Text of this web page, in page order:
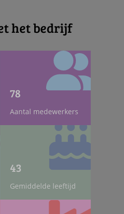
het bedrijf
78
Aantal medewerkers
43
Gemiddelde leeftijd